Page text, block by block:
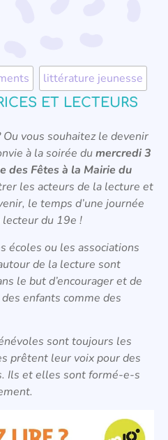
littérature jeunesse
ET LECTEURS
vous souhaitez le devenir
à la soirée dumercredi 3
des Fêtes à la Mairie du
les acteurs de la lecture et
le temps d’une journée
du 19e !
écoles ou les associations
de la lecture sont
le but d’encourager et de
enfants comme des
sont toujours les
prêtent leur voix pour des
Ils et elles sont formé-e-s